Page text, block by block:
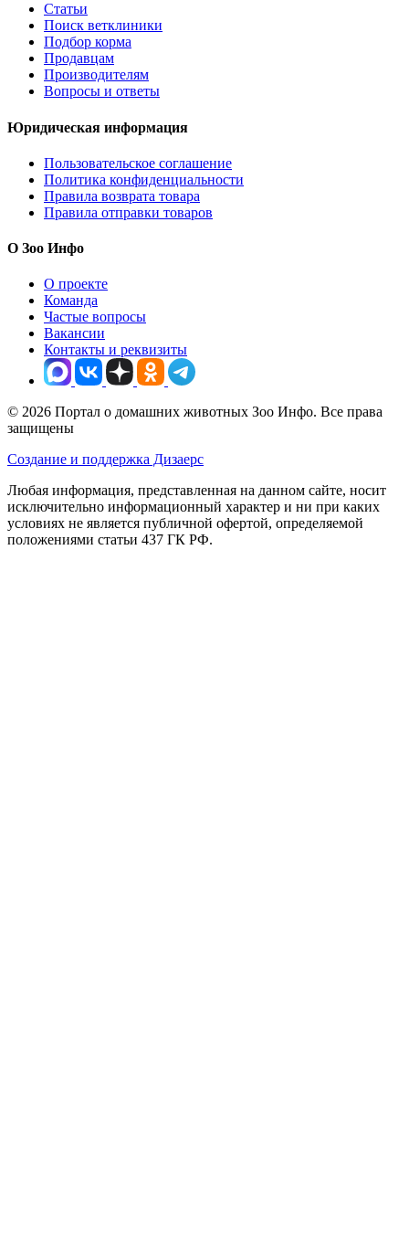
Статьи
Поиск ветклиники
Подбор корма
Продавцам
Производителям
Вопросы и ответы
Юридическая информация
Пользовательское соглашение
Политика конфиденциальности
Правила возврата товара
Правила отправки товаров
О Зоо Инфо
О проекте
Команда
Частые вопросы
Вакансии
Контакты и реквизиты
© 2026 Портал о домашних животных Зоо Инфо. Все права
защищены
Создание и поддержка Дизаерс
Любая информация, представленная на данном сайте, носит
исключительно информационный характер и ни при каких
условиях не является публичной офертой, определяемой
положениями статьи 437 ГК РФ.